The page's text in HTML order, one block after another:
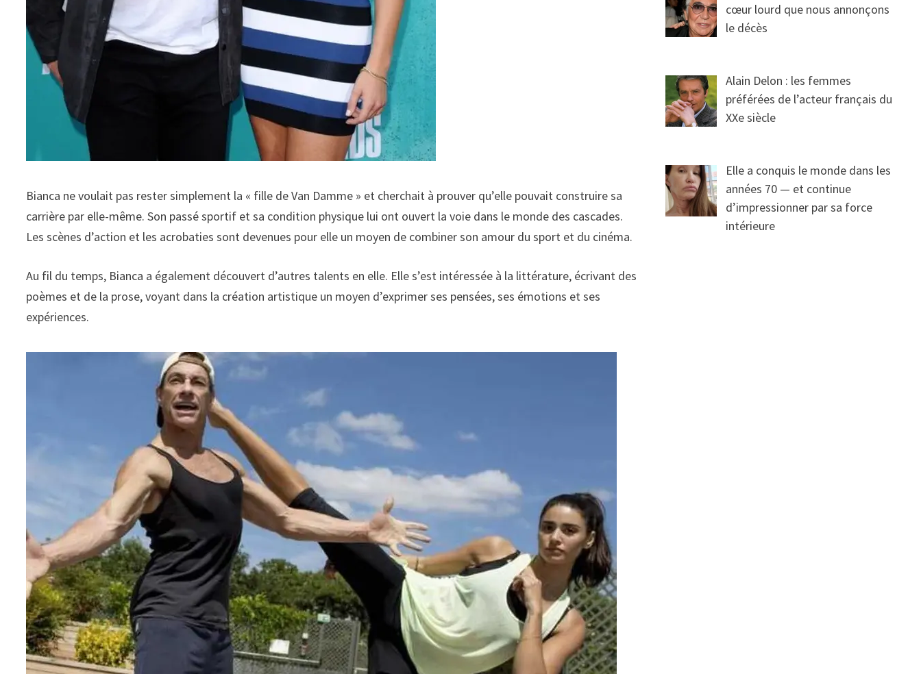
Bianca ne voulait pas rester simplement la « fille de Van Damme » et cherchait à prouver qu’elle pouvait construire sa
carrière par elle-même. Son passé sportif et sa condition physique lui ont ouvert la voie dans le monde des cascades.
Les scènes d’action et les acrobaties sont devenues pour elle un moyen de combiner son amour du sport et du cinéma.
Au fil du temps, Bianca a également découvert d’autres talents en elle. Elle s’est intéressée à la littérature, écrivant des
poèmes et de la prose, voyant dans la création artistique un moyen d’exprimer ses pensées, ses émotions et ses
expériences.
cœur lourd que nous annonçons
le décès
Alain Delon : les femmes
préférées de l’acteur français du
XXe siècle
Elle a conquis le monde dans les
années 70 — et continue
d’impressionner par sa force
intérieure